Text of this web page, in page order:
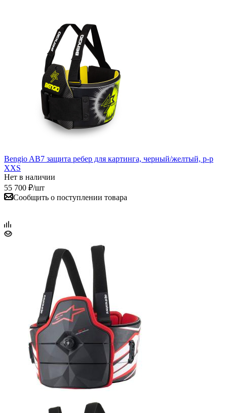
Bengio AB7 защита ребер для картинга, черный/желтый, р-р
XXS
Нет в наличии
55 700 ₽/шт
Сообщить о поступлении товара